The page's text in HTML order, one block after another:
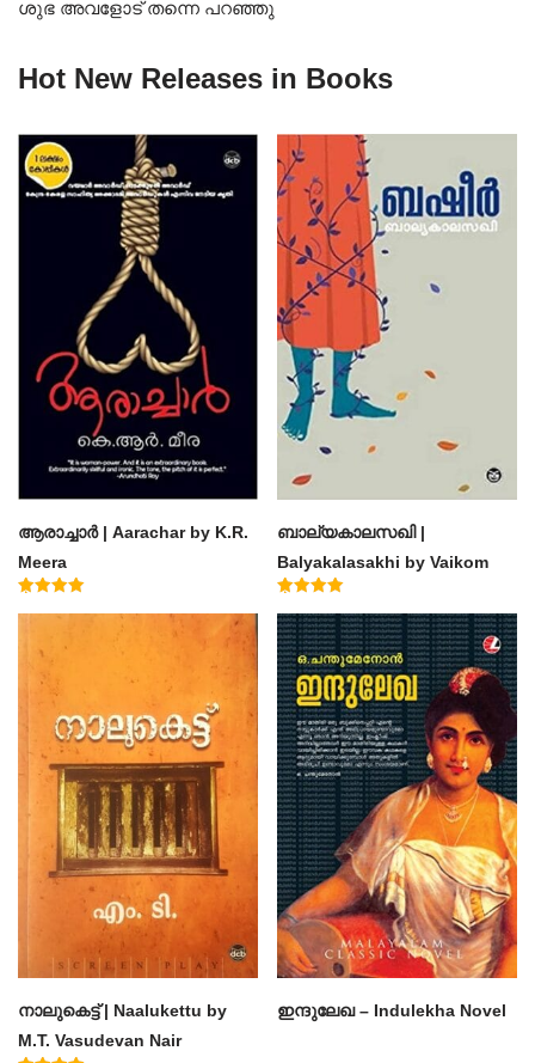
ശുഭ അവളോട് തന്നെ പറഞ്ഞു
Hot New Releases in Books
ആരാച്ചാര്‍ | Aarachar by K.R.
Meera
ബാല്യകാലസഖി |
Balyakalasakhi by Vaikom
Muhammad Basheer
4.60
out of 5
നാലുകെട്ട് | Naalukettu by
M.T. Vasudevan Nair
ഇന്ദുലേഖ – Indulekha Novel